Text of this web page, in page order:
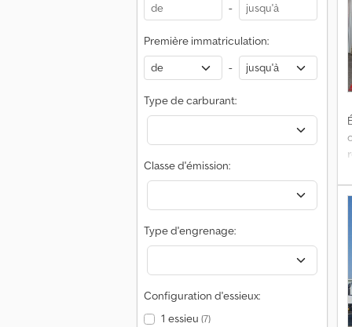
-
Première immatriculation:
-
Type de carburant:
Classe d'émission:
Type d'engrenage:
Configuration d'essieux:
1 essieu (7)